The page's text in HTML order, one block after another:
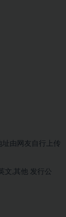
址由网友自行上传
文,其他 发行公